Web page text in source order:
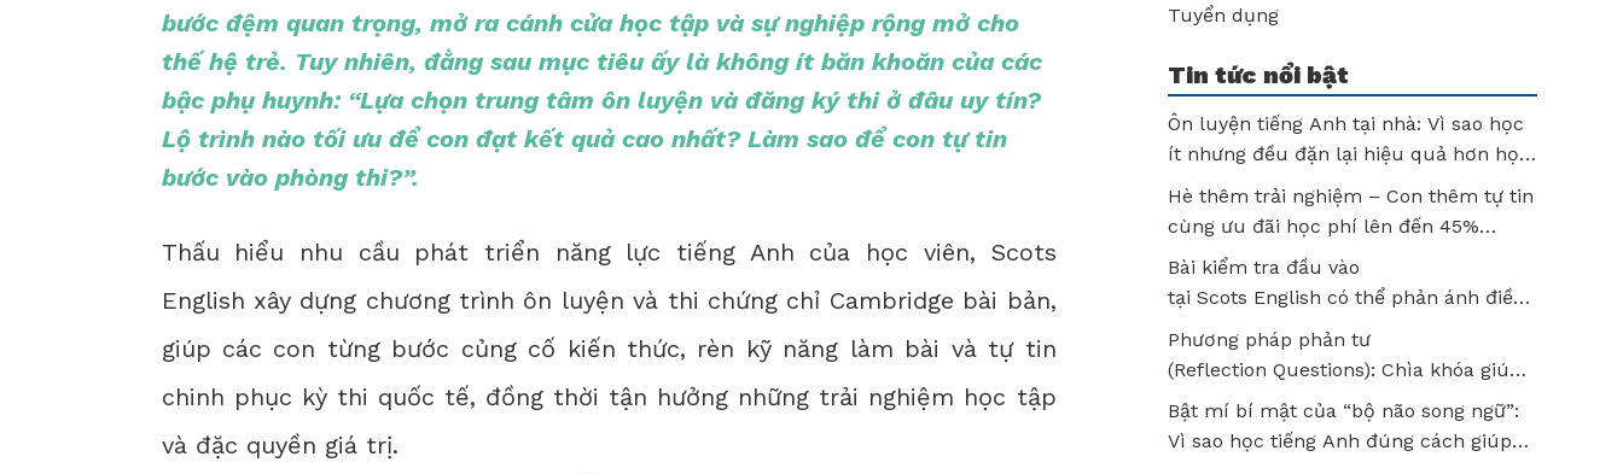
bước đệm quan trọng, mở ra cánh cửa học tập và sự nghiệp rộng mở cho
thế hệ trẻ. Tuy nhiên, đằng sau mục tiêu ấy là không ít băn khoăn của các
bậc phụ huynh: “Lựa chọn trung tâm ôn luyện và đăng ký thi ở đâu uy tín?
Lộ trình nào tối ưu để con đạt kết quả cao nhất? Làm sao để con tự tin
bước vào phòng thi?”.
Thấu hiểu nhu cầu phát triển năng lực tiếng Anh của học viên, Scots
English xây dựng chương trình ôn luyện và thi chứng chỉ Cambridge bài bản,
giúp các con từng bước củng cố kiến thức, rèn kỹ năng làm bài và tự tin
chinh phục kỳ thi quốc tế, đồng thời tận hưởng những trải nghiệm học tập
và đặc quyền giá trị.
Tuyển dụng
Tin tức nổi bật
Ôn luyện tiếng Anh tại nhà: Vì sao học
ít nhưng đều đặn lại hiệu quả hơn học
thật lâu?
Hè thêm trải nghiệm – Con thêm tự tin
cùng ưu đãi học phí lên đến 45%
tại Scots English
Bài kiểm tra đầu vào
tại Scots English có thể phản ánh điều
gì về năng lực của trẻ? Hiểu đúng để
không bỏ lỡ tiềm năng của con!
Phương pháp phản tư
(Reflection Questions): Chìa khóa giúp
trẻ học tập chủ động và phát triển tư
duy sau mỗi bài học
Bật mí bí mật của “bộ não song ngữ”:
Vì sao học tiếng Anh đúng cách giúp